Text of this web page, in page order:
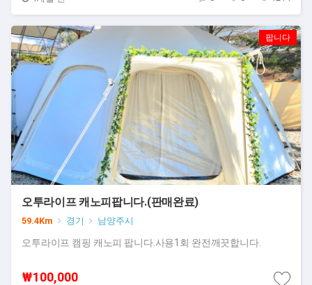
팝니다
오투라이프 캐노피팝니다.(판매완료)
59.4Km 경기 남양주시
오투라이프 캠핑 캐노피 팝니다.사용1회 완전깨끗합니다.
₩100,000